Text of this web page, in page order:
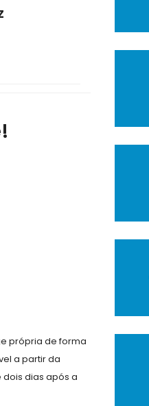
própria de forma
a partir da
dias após a